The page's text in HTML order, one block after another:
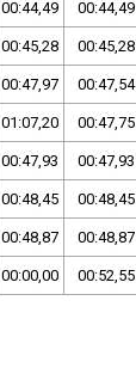
00:44,49 00:44,49
00:45,28 00:45,28
00:47,97 00:47,54
01:07,20 00:47,75
00:47,93 00:47,93
00:48,45 00:48,45
00:48,87 00:48,87
00:00,00 00:52,55